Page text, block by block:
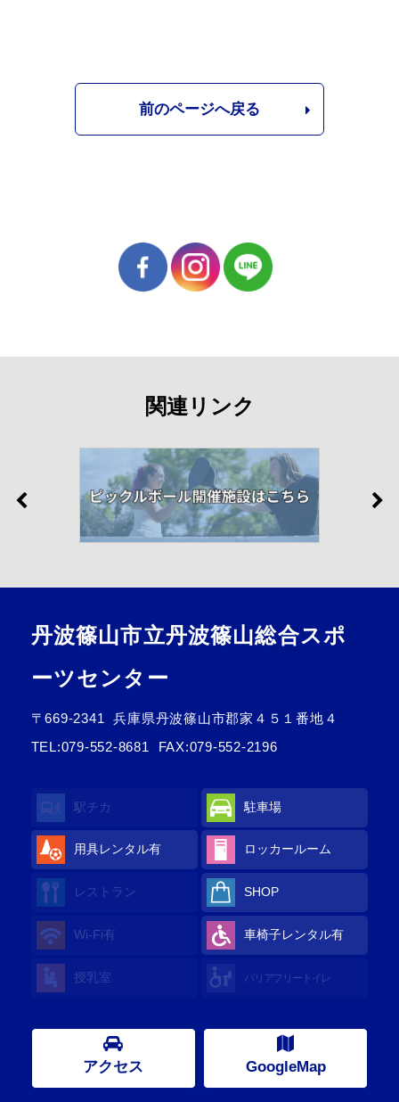
前のページへ戻る
関連リンク
丹波篠山市立丹波篠山総合スポ
ーツセンター
〒669-2341
兵庫県丹波篠山市郡家４５１番地４
TEL:079-552-8681 FAX:079-552-2196
駅チカ 駐車場
用具レンタル有 ロッカールーム
レストラン SHOP
Wi-Fi有 車椅子レンタル有
授乳室 バリアフリートイレ
アクセス GoogleMap